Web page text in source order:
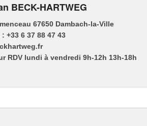
BECK-HARTWEG
67650 Dambach-la-Ville
+33 6 37 88 47 43
RDV lundi à vendredi 9h-12h 13h-18h